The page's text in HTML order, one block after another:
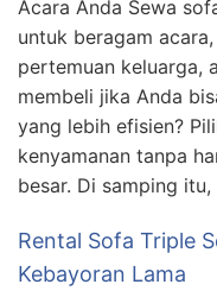
Acara Anda Sewa
untuk beragam
pertemuan keluarga,
membeli jika Anda
yang lebih efisien?
kenyamanan tanpa
besar. Di samping
Rental Sofa Triple
Kebayoran Lama